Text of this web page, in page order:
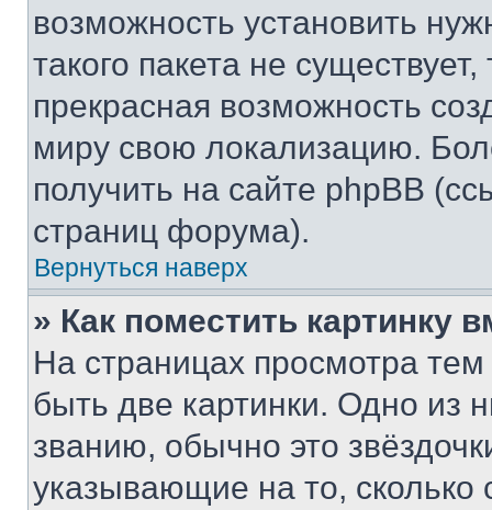
возможность установить
такого пакета не
прекрасная возможность
миру свою локализацию.
получить на сайте phpBB
страниц форума).
Вернуться наверх
» Как поместить картинку
На страницах просмотра
быть две картинки. Одно из
званию, обычно это
указывающие на то,